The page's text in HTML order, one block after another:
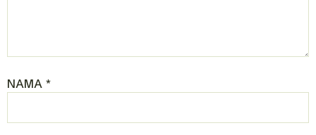
NAMA *